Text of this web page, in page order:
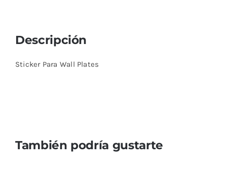
Descripción
Sticker Para Wall Plates
También podría gustarte